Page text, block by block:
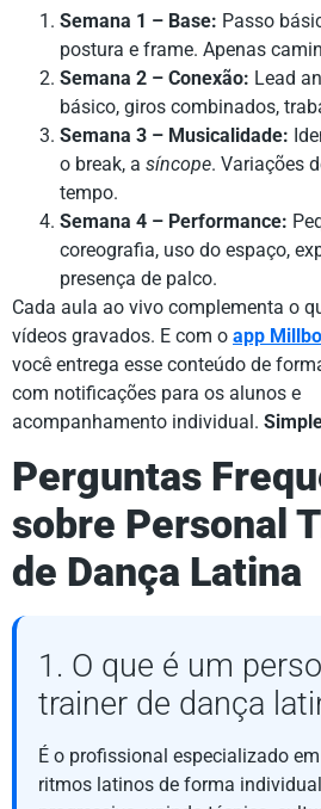
Semana 1 – Base: Passo
postura e frame. Apenas
Semana 2 – Conexão: Lead
básico, giros combinados,
Semana 3 – Musicalidade:
o break, a síncope. Variações
tempo.
Semana 4 – Performance:
coreografia, uso do espaço,
presença de palco.
Cada aula ao vivo complementa o
vídeos gravados. E com o app
você entrega esse conteúdo de
com notificações para os alunos e
acompanhamento individual.
Perguntas
sobre Personal
de Dança Latina
1. O que é um
trainer de dança
É o profissional especializado
ritmos latinos de forma